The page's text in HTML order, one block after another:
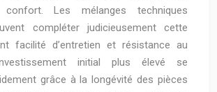
Les mélanges techniques
compléter judicieusement cette
facilité d’entretien et résistance au
initial plus élevé se
grâce à la longévité des pièces